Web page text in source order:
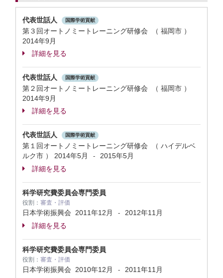
代表世話人 国際学術貢献
第３回オートノミートレーニング研修会 （ 福岡市 ）
2014年9月
詳細を見る
代表世話人 国際学術貢献
第２回オートノミートレーニング研修会 （ 福岡市 ）
2014年9月
詳細を見る
代表世話人 国際学術貢献
第１回オートノミートレーニング研修会 （ ハイデルベ
ルク市 ） 2014年5月 -
2015年5月
詳細を見る
科学研究費委員会専門委員
役割： 審査・評価
日本学術振興会 2011年12月 -
2012年11月
詳細を見る
科学研究費委員会専門委員
役割： 審査・評価
日本学術振興会 2010年12月 -
2011年11月